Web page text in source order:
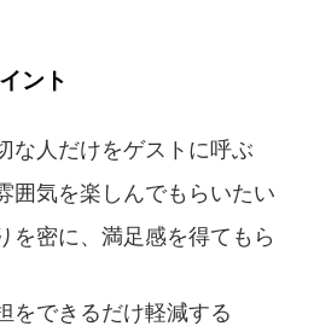
ント
な人だけをゲストに呼ぶ
囲気を楽しんでもらいたい
を密に、満足感を得てもら
をできるだけ軽減する